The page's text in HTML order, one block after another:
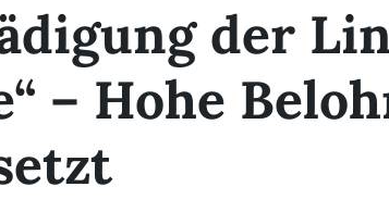
der
– Hohe